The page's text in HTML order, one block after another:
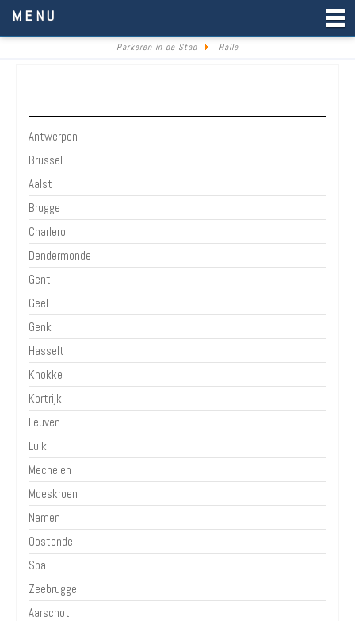
MENU
Parkeren in de Stad Halle
Antwerpen
Brussel
Aalst
Brugge
Charleroi
Dendermonde
Gent
Geel
Genk
Hasselt
Knokke
Kortrijk
Leuven
Luik
Mechelen
Moeskroen
Namen
Oostende
Spa
Zeebrugge
Aarschot